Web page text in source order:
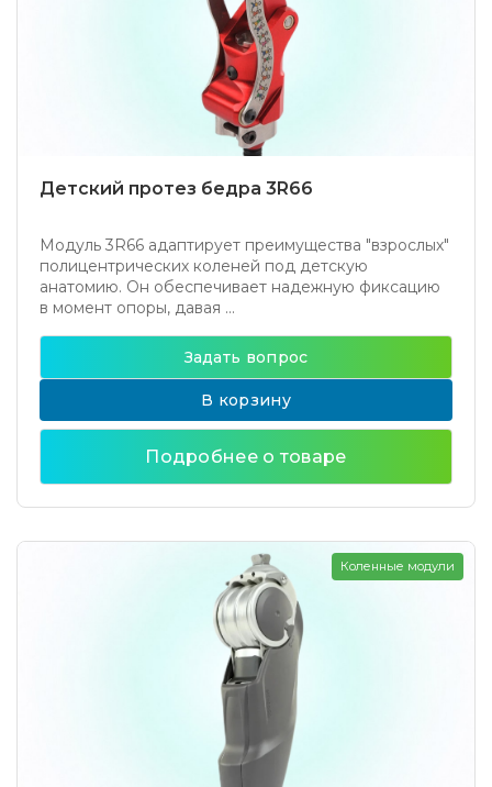
Детский протез бедра 3R66
Модуль 3R66 адаптирует преимущества "взрослых"
полицентрических коленей под детскую
анатомию. Он обеспечивает надежную фиксацию
в момент опоры, давая ...
Задать вопрос
В корзину
Подробнее о товаре
Коленные модули